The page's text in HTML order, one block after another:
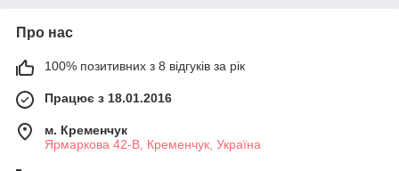
Про нас
100% позитивних з 8 відгуків за рік
Працює з 18.01.2016
м. Кременчук
Ярмаркова 42-В, Кременчук, Україна